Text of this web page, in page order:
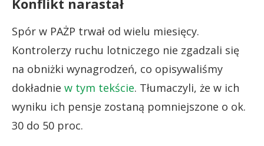
Spór w PAŻP trwał od wielu miesięcy.
Kontrolerzy ruchu lotniczego nie zgadzali się
na obniżki wynagrodzeń, co opisywaliśmy
dokładnie w tym tekście. Tłumaczyli, że w ich
wyniku ich pensje zostaną pomniejszone o ok.
30 do 50 proc.